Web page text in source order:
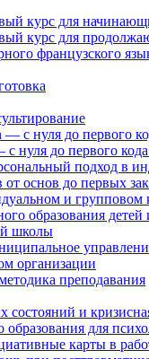
курс для
курс для
французского
— с нуля до первого
нуля до первого
подход в
основ до первых
и групповом
образования детей
школы
организации
преподавания
состояний и
для
карты в